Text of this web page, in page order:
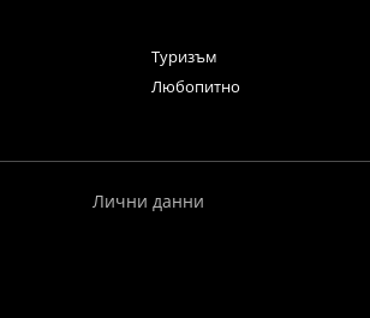
Туризъм
Любопитно
Лични данни